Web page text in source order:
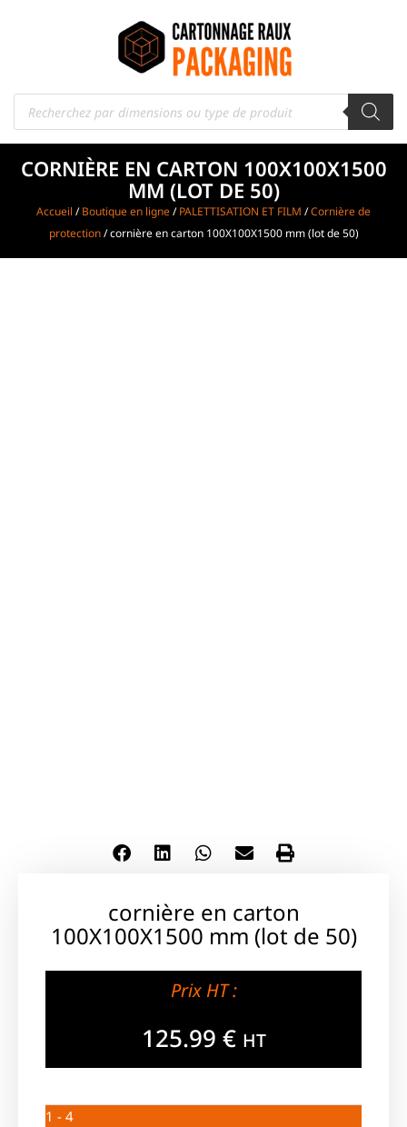
CORNIÈRE EN CARTON 100X100X1500
MM (LOT DE 50)
Accueil /Boutique en ligne/PALETTISATION ET FILM /Cornière de
protection/ cornière en carton 100X100X1500 mm (lot de 50)
cornière en carton
100X100X1500 mm (lot de 50)
Prix HT :
125.99 € HT
1 - 4